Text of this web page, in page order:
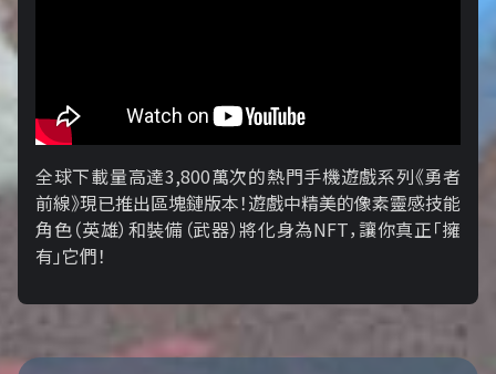
全球下載量高達3,800萬次的熱門手機遊戲系列《勇者
前線》現已推出區塊鏈版本！遊戲中精美的像素靈感技能
角色（英雄）和裝備（武器）將化身為NFT，讓你真正「擁​​
有」它們！